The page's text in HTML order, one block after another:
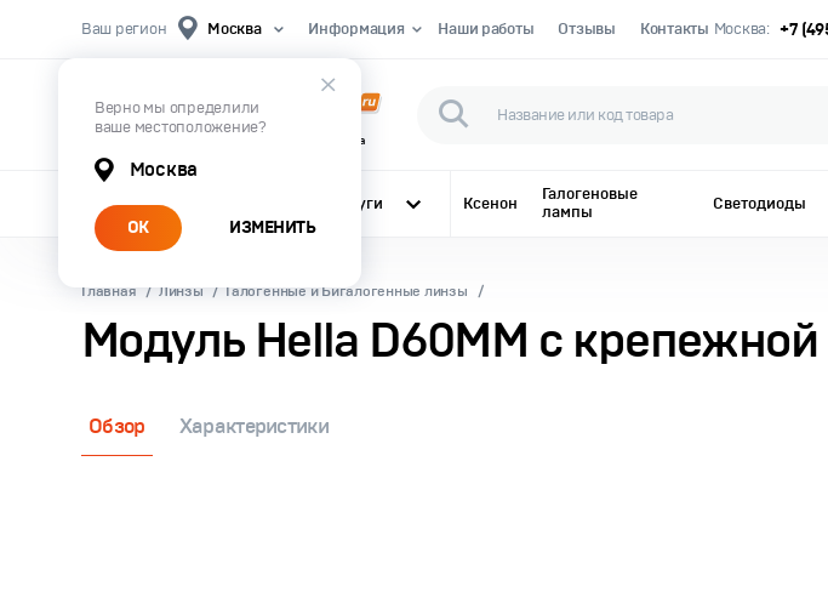
Ваш регион Москва
Верно мы определили
ваше местоположение?
Москва
ОК ИЗМЕНИТЬ
Информация Наши работы Отзывы Контакты Москва: +7
Первый Магазин Автомобильного Света
Все категории Услуги Ксенон
Галогеновые
лампы
Светодиоды
Главная Линзы Галогенные и Бигалогенные линзы
Модуль Hella D60ММ с крепежной
Обзор Характеристики